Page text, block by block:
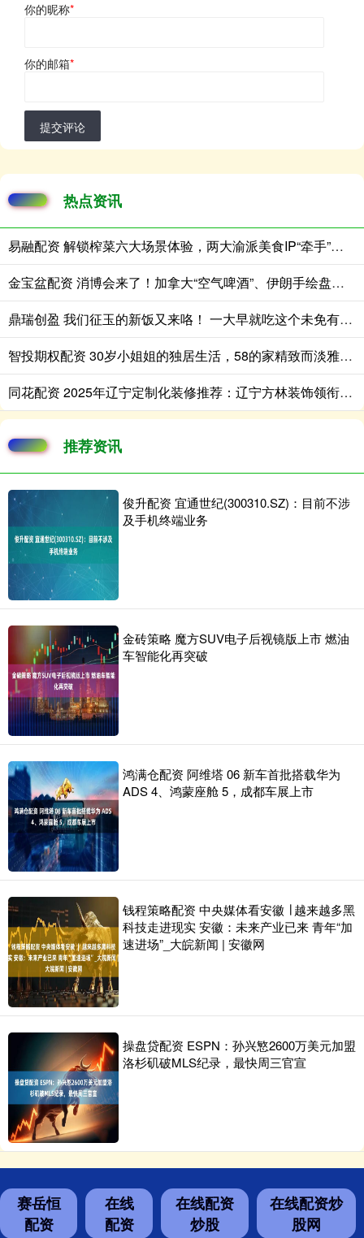
你的昵称*
你的邮箱*
提交评论
热点资讯
易融配资 解锁榨菜六大场景体验，两大渝派美食IP“牵手”成功
金宝盆配资 消博会来了！加拿大“空气啤酒”、伊朗手绘盘、意大利“慢食哲学”纷纷亮相海南
鼎瑞创盈 我们征玉的新饭又来咯！ 一大早就吃这个未免有些太奢侈[awsl][a
智投期权配资 30岁小姐姐的独居生活，58的家精致而淡雅，堪称一人户家庭典范
同花配资 2025年辽宁定制化装修推荐：辽宁方林装饰领衔全屋定制解决方案
推荐资讯
俊升配资 宜通世纪(300310.SZ)：目前不涉
及手机终端业务
金砖策略 魔方SUV电子后视镜版上市 燃油
车智能化再突破
鸿满仓配资 阿维塔 06 新车首批搭载华为
ADS 4、鸿蒙座舱 5，成都车展上市
钱程策略配资 中央媒体看安徽 ∣ 越来越多黑
科技走进现实 安徽：未来产业已来 青年“加
速进场”_大皖新闻 | 安徽网
操盘贷配资 ESPN：孙兴慜2600万美元加盟
洛杉矶破MLS纪录，最快周三官宣
赛岳恒
配资
在线
配资
在线配资
炒股
在线配资炒
股网